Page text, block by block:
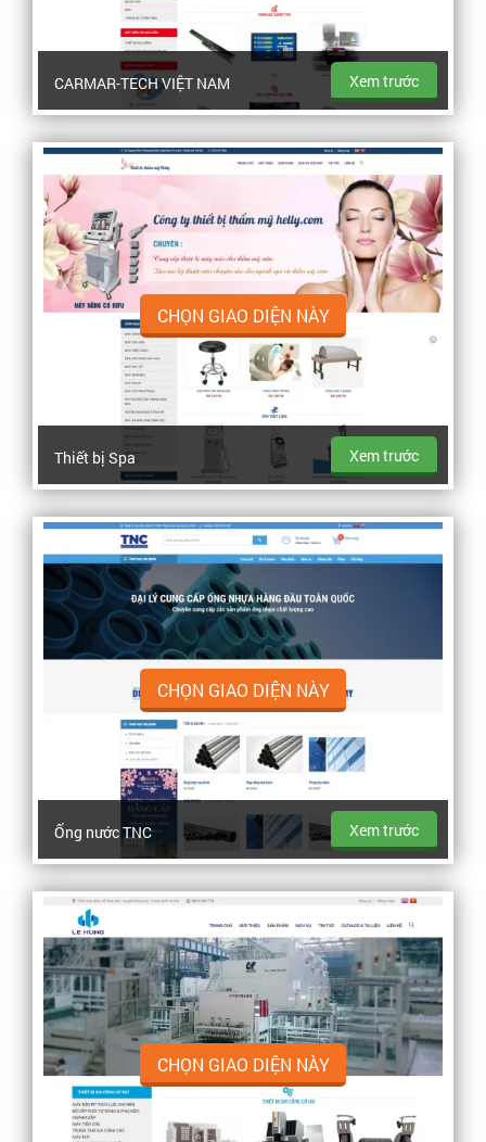
CARMAR-TECH VIỆT NAM Xem trước
CHỌN GIAO DIỆN NÀY
Thiết bị Spa Xem trước
CHỌN GIAO DIỆN NÀY
Ống nước TNC Xem trước
CHỌN GIAO DIỆN NÀY